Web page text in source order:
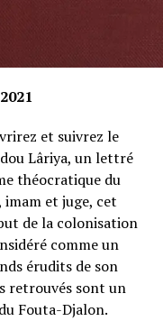
et suivrez le
Lâriya, un lettré
théocratique du
et juge, cet
de la colonisation
comme un
érudits de son
retrouvés sont un
Fouta-Djalon.